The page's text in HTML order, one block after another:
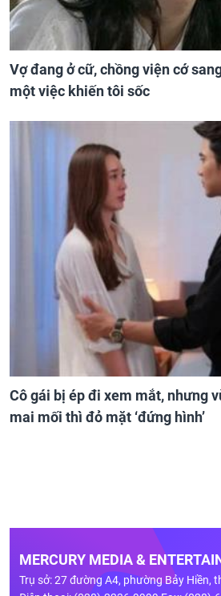
Vợ đang ở cữ, chồng viện cớ
một việc khiến tôi sốc
Cô gái bị ép đi xem mắt, nhưng
mai mối thì đỏ mặt ‘đứng hình’
MERCURY MEDIA &
Trụ sở: 27 đường A4, phường Bảy Hiền,